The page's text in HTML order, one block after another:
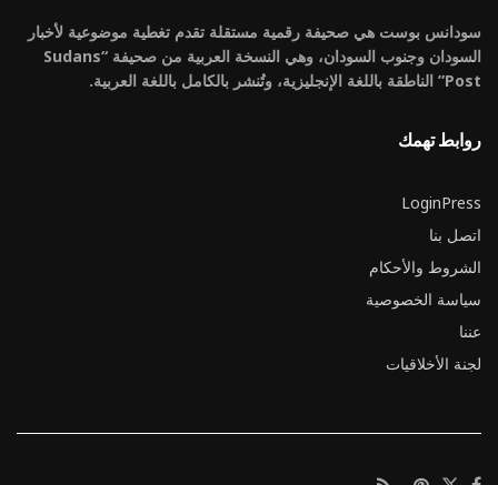
سودانس بوست هي صحيفة رقمية مستقلة تقدم تغطية موضوعية لأخبار
السودان وجنوب السودان، وهي النسخة العربية من صحيفة “Sudans
Post” الناطقة باللغة الإنجليزية، وتُنشر بالكامل باللغة العربية.
روابط تهمك
LoginPress
اتصل بنا
الشروط والأحكام
سياسة الخصوصية
عننا
لجنة الأخلاقيات